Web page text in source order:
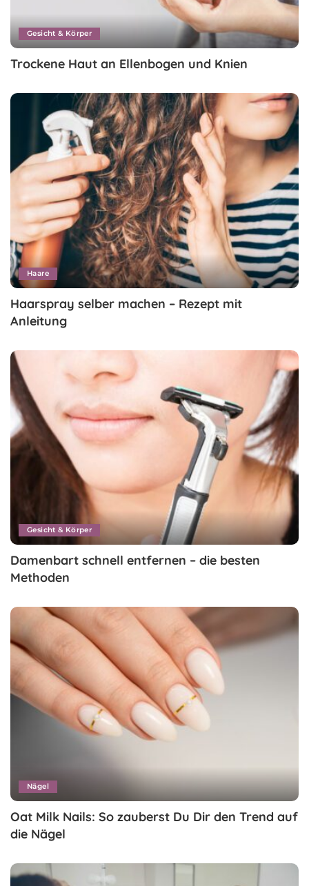
Gesicht & Körper
Trockene Haut an Ellenbogen und Knien
Haare
Haarspray selber machen – Rezept mit
Anleitung
Gesicht & Körper
Damenbart schnell entfernen – die besten
Methoden
Nägel
Oat Milk Nails: So zauberst Du Dir den Trend auf
die Nägel